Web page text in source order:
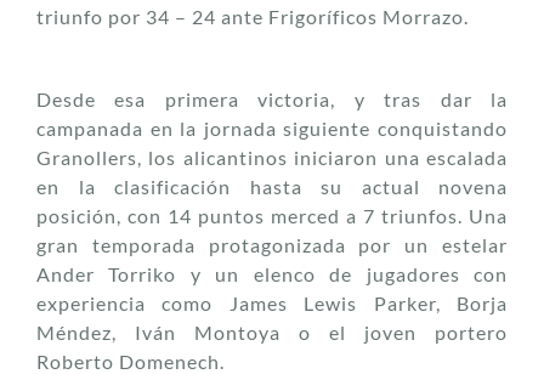
triunfo por 34 – 24 ante Frigoríficos Morrazo.
Desde esa primera victoria, y tras dar la
campanada en la jornada siguiente conquistando
Granollers, los alicantinos iniciaron una escalada
en la clasificación hasta su actual novena
posición, con 14 puntos merced a 7 triunfos. Una
gran temporada protagonizada por un estelar
Ander Torriko y un elenco de jugadores con
experiencia como James Lewis Parker, Borja
Méndez, Iván Montoya o el joven portero
Roberto Domenech.